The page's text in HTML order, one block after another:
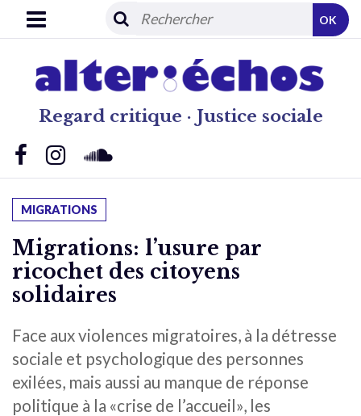
Regard critique · Justice sociale
OK
MIGRATIONS
Migrations: l’usure par
ricochet des citoyens
solidaires
Face aux violences migratoires, à la détresse
sociale et psychologique des personnes
exilées, mais aussi au manque de réponse
politique à la «crise de l’accueil», les